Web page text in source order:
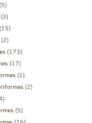
(5)
(3)
(15)
(2)
(173)
(17)
(1)
(2)
(5)